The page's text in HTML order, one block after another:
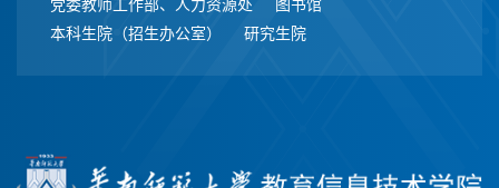
党委教师工作部、人力资源处
图书馆
本科生院（招生办公室）
研究生院